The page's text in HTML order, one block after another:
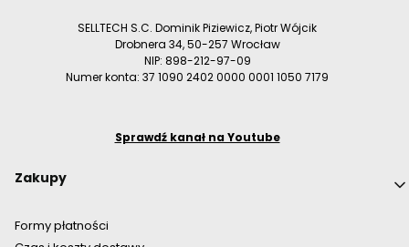
SELLTECH S.C. Dominik Piziewicz, Piotr Wójcik
Drobnera 34, 50-257 Wrocław
NIP: 898-212-97-09
Numer konta: 37 1090 2402 0000 0001 1050 7179
Sprawdź kanał na Youtube
Linki w stopce
Zakupy
Formy płatności